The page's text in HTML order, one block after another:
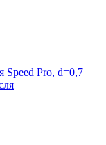
Pro, d=0,7